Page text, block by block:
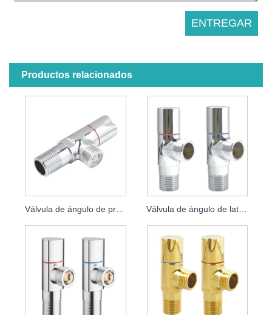
Productos relacionados
Válvula de ángulo de prevención de reflujo